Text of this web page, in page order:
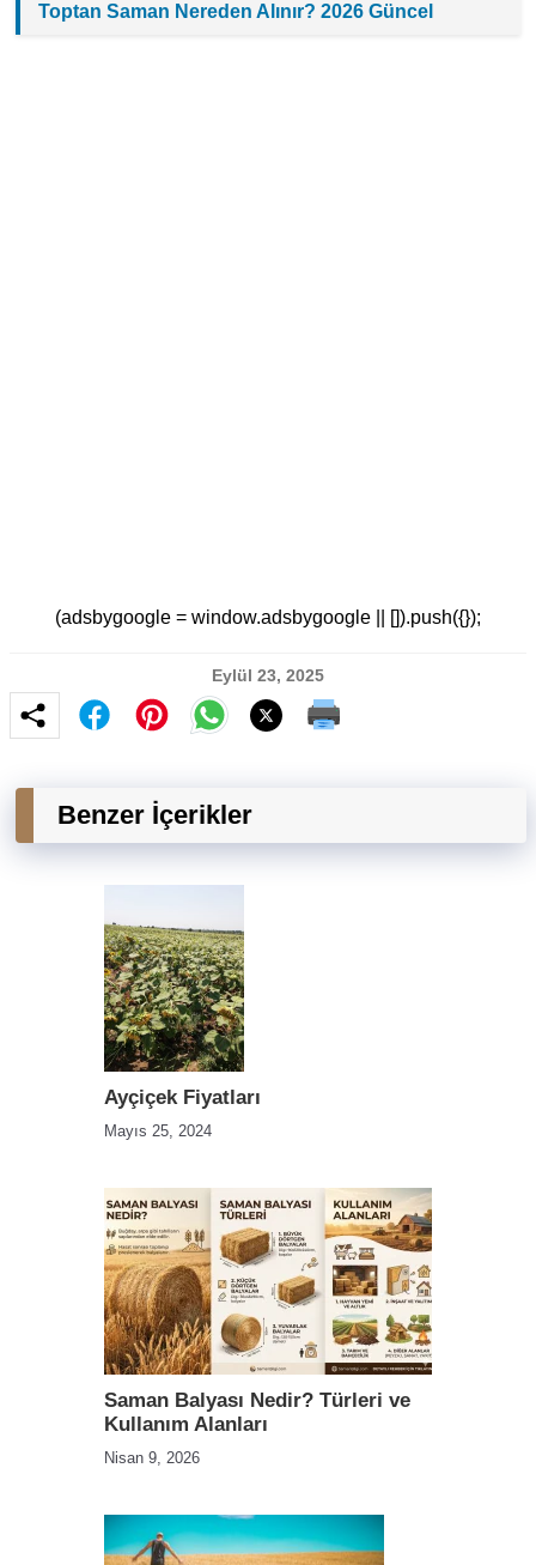
Toptan Saman Nereden Alınır? 2026 Güncel
(adsbygoogle = window.adsbygoogle || []).push({});
Eylül 23, 2025
Benzer İçerikler
Ayçiçek Fiyatları
Mayıs 25, 2024
Saman Balyası Nedir? Türleri ve
Kullanım Alanları
Nisan 9, 2026